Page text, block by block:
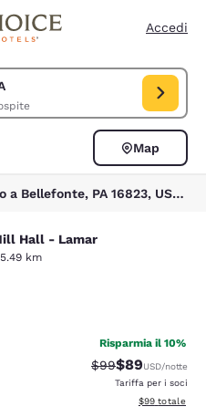
Accedi
1 ospite
PA 16823, USA. Data di check-in
Map
1 Animali ammessi hotel vicino a Bellefonte, PA 16823, USA corrispondono ai tuoi filtri
- Lamar
Hall - Lamar
km
stelle. Buono. 1501 recensioni
Risparmia il 10%
Tariffa di
$99Tariffa
$89USD/notte
Tariffa per i soci
Visualizza i
$99 totale